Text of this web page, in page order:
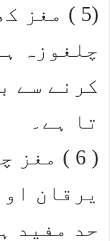
(5 ) مغز
چلغوزہ
کرنے سے
تا ہے۔
( 6 )
یرقان
حد مفید